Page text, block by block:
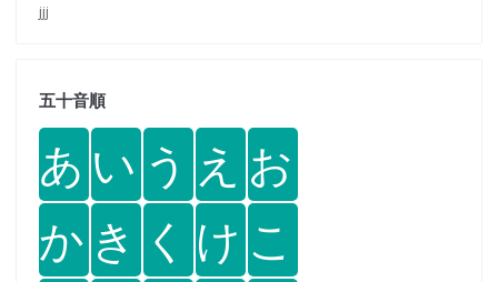
jjj
五十音順
あ い う え お
か き く け こ